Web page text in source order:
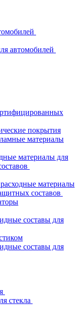
автомобилей
покрытия
материалы
материалы для
материалы
составов
составы для
составы для
стекла